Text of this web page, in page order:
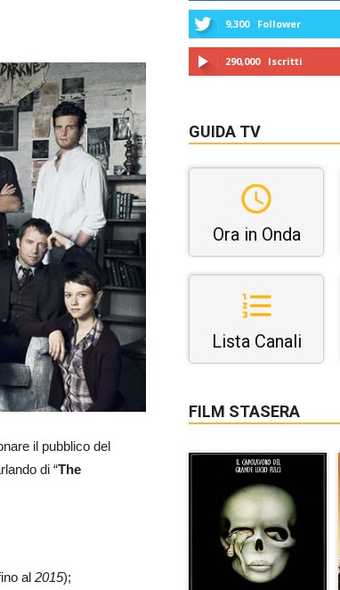
il pubblico del
di “The
al 2015);
9,300 Follower
290,000 Iscritti
GUIDA TV
Ora in Onda
Lista Canali
FILM STASERA